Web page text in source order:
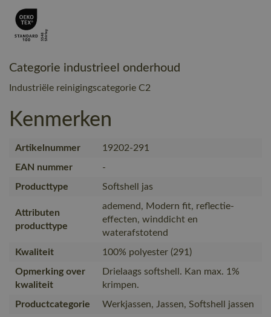
Categorie industrieel onderhoud
Industriële reinigingscategorie C2
Kenmerken
Artikelnummer
19202-291
EAN nummer
-
Producttype
Softshell jas
Attributen
producttype
ademend, Modern fit, reflectie-
effecten, winddicht en
waterafstotend
Kwaliteit
100% polyester (291)
Opmerking over
kwaliteit
Drielaags softshell. Kan max. 1%
krimpen.
Productcategorie
Werkjassen, Jassen, Softshell jassen